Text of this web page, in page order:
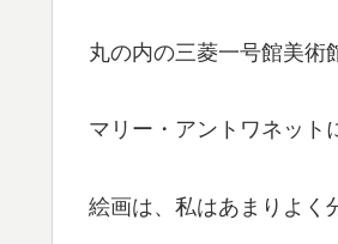
丸の内の三菱一号館美術
マリー・アントワネット
絵画は、私はあまりよく